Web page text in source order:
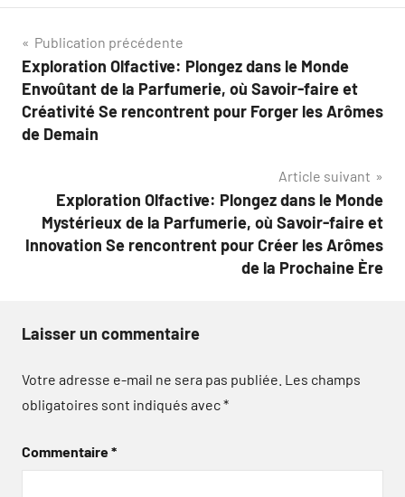
Navigation
de
l’article
Publication précédente
Exploration Olfactive: Plongez dans le Monde
Envoûtant de la Parfumerie, où Savoir-faire et
Créativité Se rencontrent pour Forger les Arômes
de Demain
Article suivant
Exploration Olfactive: Plongez dans le Monde
Mystérieux de la Parfumerie, où Savoir-faire et
Innovation Se rencontrent pour Créer les Arômes
de la Prochaine Ère
Laisser un commentaire
Votre adresse e-mail ne sera pas publiée. Les champs
obligatoires sont indiqués avec*
Commentaire*